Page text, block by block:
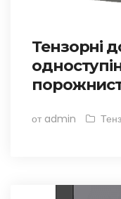
Тензорні
от admin